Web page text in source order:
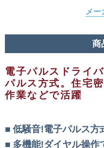
メー
商
電子パルスドライ
パルス方式。住宅
作業などで活躍
低騒音!電子パルス方
多機能!ダイヤル操作